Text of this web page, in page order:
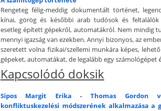
Rengeteg félig-meddig dokumentált történet,
kínai, görög és későbbi arab tudósok és
esetleg épített gépekről, automatákról. Nem mindig
mennyi igazság van ezekben. Annyi bizonyos, az
szeretett volna fizikai/szellemi munkára képes,
gépeket, automatákat, de legalább egy számológépet
Kapcsolódó doksik
Sipos Margit Erika - Thomas Gordon
konfliktuskezelési módszerének alkalmazása a